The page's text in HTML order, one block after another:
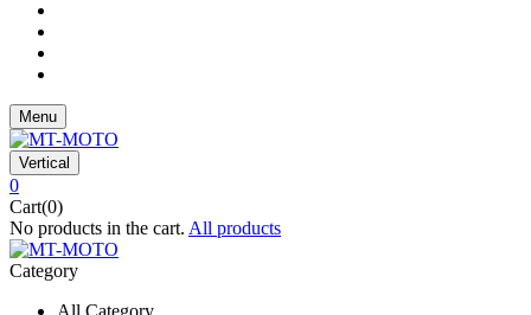
Menu
Vertical
0
Cart(0)
No products in the cart. All products
Category
All Category